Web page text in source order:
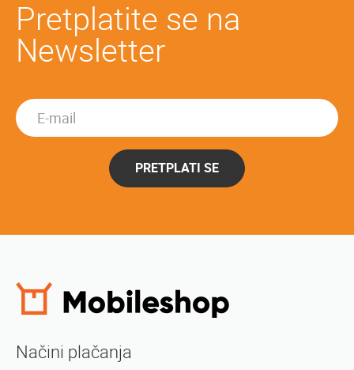
Pretplatite se na
Newsletter
PRETPLATI SE
Načini plačanja